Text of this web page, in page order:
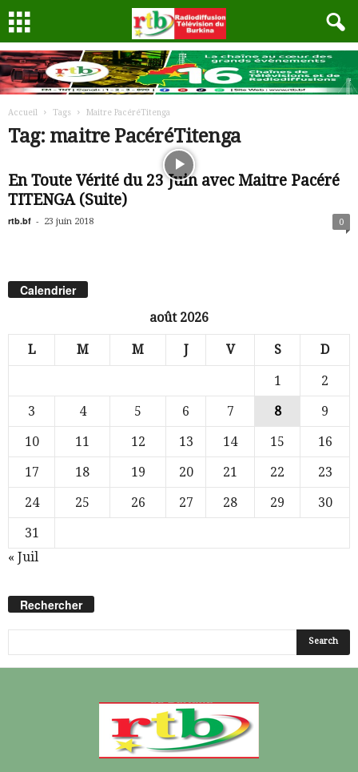
Accueil Tags Maitre PacéréTitenga
Tag: maitre PacéréTitenga
En Toute Vérité du 23 Juin avec Maitre Pacéré
TITENGA (Suite)
rtb.bf - 23 juin 2018 0
Calendrier
août 2026
L M M J V S D
1
2
3
4 5 6 7 8
9
10
11 12 13 14 15
16
17
18 19 20 21 22
23
24
25 26 27 28 29
30
31
« Juil
Rechercher